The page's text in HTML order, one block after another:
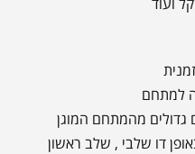
למתחם
מהמתחם המוגן
דו שלבי , שלב ראשון